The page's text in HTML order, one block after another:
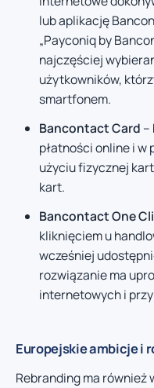
lub aplikację
„Payconiq by
najczęściej
użytkowników,
smartfonem.
Bancontact Card –
płatności online i
użyciu fizycznej
kart.
Bancontact One
kliknięciem u
wcześniej
rozwiązanie ma
internetowych i
Europejskie ambicje i
Rebranding ma